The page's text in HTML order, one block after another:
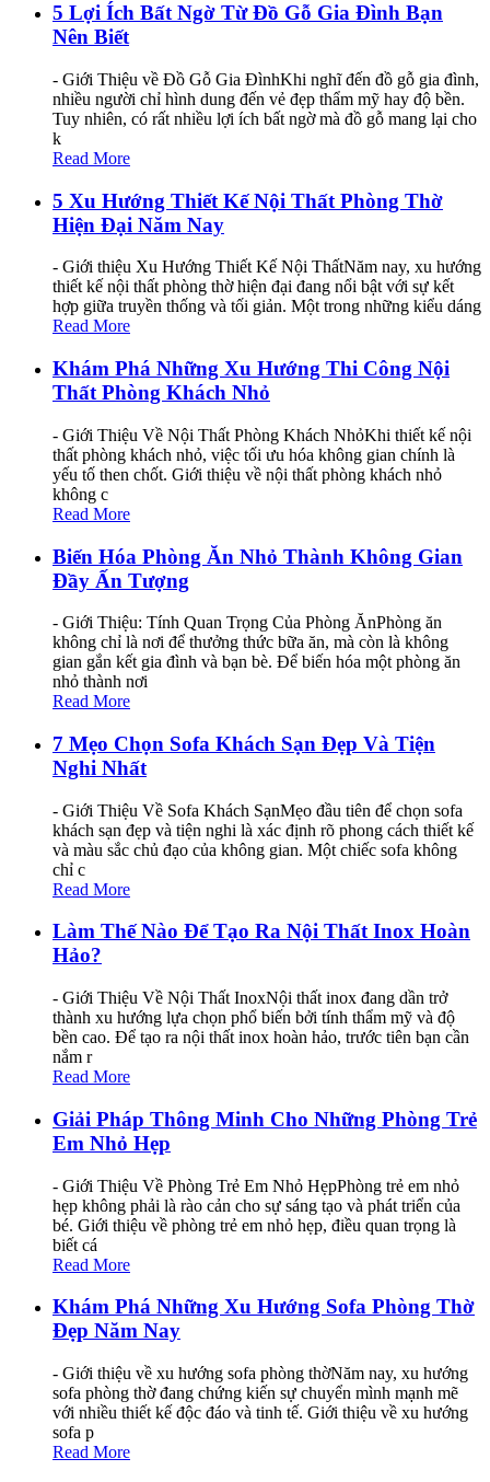
5 Lợi Ích Bất Ngờ Từ Đồ Gỗ Gia Đình Bạn
Nên Biết
- Giới Thiệu về Đồ Gỗ Gia ĐìnhKhi nghĩ đến đồ gỗ gia đình,
nhiều người chỉ hình dung đến vẻ đẹp thẩm mỹ hay độ bền.
Tuy nhiên, có rất nhiều lợi ích bất ngờ mà đồ gỗ mang lại cho
k
Read More
5 Xu Hướng Thiết Kế Nội Thất Phòng Thờ
Hiện Đại Năm Nay
- Giới thiệu Xu Hướng Thiết Kế Nội ThấtNăm nay, xu hướng
thiết kế nội thất phòng thờ hiện đại đang nổi bật với sự kết
hợp giữa truyền thống và tối giản. Một trong những kiểu dáng
Read More
Khám Phá Những Xu Hướng Thi Công Nội
Thất Phòng Khách Nhỏ
- Giới Thiệu Về Nội Thất Phòng Khách NhỏKhi thiết kế nội
thất phòng khách nhỏ, việc tối ưu hóa không gian chính là
yếu tố then chốt. Giới thiệu về nội thất phòng khách nhỏ
không c
Read More
Biến Hóa Phòng Ăn Nhỏ Thành Không Gian
Đầy Ấn Tượng
- Giới Thiệu: Tính Quan Trọng Của Phòng ĂnPhòng ăn
không chỉ là nơi để thưởng thức bữa ăn, mà còn là không
gian gắn kết gia đình và bạn bè. Để biến hóa một phòng ăn
nhỏ thành nơi
Read More
7 Mẹo Chọn Sofa Khách Sạn Đẹp Và Tiện
Nghi Nhất
- Giới Thiệu Về Sofa Khách SạnMẹo đầu tiên để chọn sofa
khách sạn đẹp và tiện nghi là xác định rõ phong cách thiết kế
và màu sắc chủ đạo của không gian. Một chiếc sofa không
chỉ c
Read More
Làm Thế Nào Để Tạo Ra Nội Thất Inox Hoàn
Hảo?
- Giới Thiệu Về Nội Thất InoxNội thất inox đang dần trở
thành xu hướng lựa chọn phổ biến bởi tính thẩm mỹ và độ
bền cao. Để tạo ra nội thất inox hoàn hảo, trước tiên bạn cần
nắm r
Read More
Giải Pháp Thông Minh Cho Những Phòng Trẻ
Em Nhỏ Hẹp
- Giới Thiệu Về Phòng Trẻ Em Nhỏ HẹpPhòng trẻ em nhỏ
hẹp không phải là rào cản cho sự sáng tạo và phát triển của
bé. Giới thiệu về phòng trẻ em nhỏ hẹp, điều quan trọng là
biết cá
Read More
Khám Phá Những Xu Hướng Sofa Phòng Thờ
Đẹp Năm Nay
- Giới thiệu về xu hướng sofa phòng thờNăm nay, xu hướng
sofa phòng thờ đang chứng kiến sự chuyển mình mạnh mẽ
với nhiều thiết kế độc đáo và tinh tế. Giới thiệu về xu hướng
sofa p
Read More